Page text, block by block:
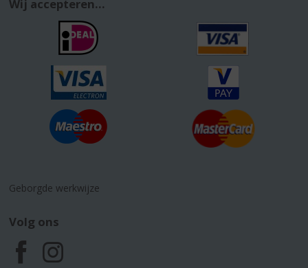
Wij accepteren...
Geborgde werkwijze
Volg ons
F
I